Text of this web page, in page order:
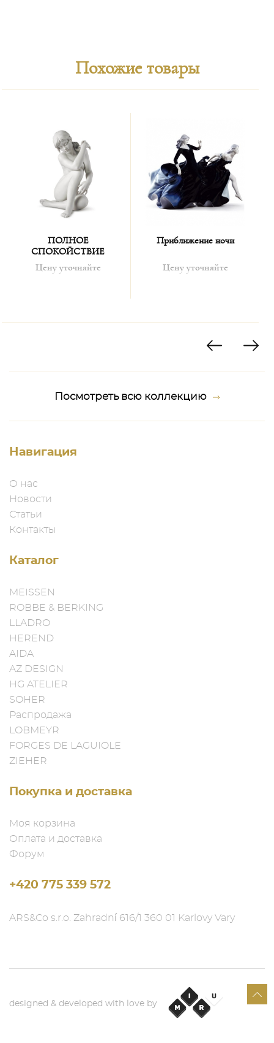
Похожие товары
ПОЛНОЕ
СПОКОЙСТВИЕ
Цену уточняйте
Приближение ночи
Цену уточняйте
Посмотреть всю коллекцию
Навигация
О нас
Новости
Статьи
Контакты
Каталог
MEISSEN
ROBBE & BERKING
LLADRO
HEREND
AIDA
AZ DESIGN
HG ATELIER
SOHER
Распродажа
LOBMEYR
FORGES DE LAGUIOLE
ZIEHER
Покупка и доставка
Моя корзина
Оплата и доставка
Форум
+420 775 339 572
ARS&Co s.r.o. Zahradní 616/1 360 01 Karlovy Vary
designed & developed with love by